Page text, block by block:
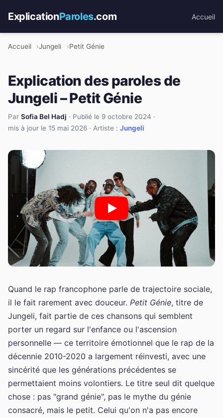
ExplicationParoles.com Accueil
Accueil Jungeli Petit Génie
Explication des paroles de
Jungeli – Petit Génie
Par Sofia Bel Hadj · Publié le 9 octobre 2024 ·
mis à jour le 15 mai 2026 · Artiste : Jungeli
Quand le rap francophone parle de trajectoire sociale,
il le fait rarement avec douceur. Petit Génie, titre de
Jungeli, fait partie de ces chansons qui semblent
porter un regard sur l'enfance ou l'ascension
personnelle — ce territoire émotionnel que le rap de la
décennie 2010-2020 a largement réinvesti, avec une
sincérité que les générations précédentes se
permettaient moins volontiers. Le titre seul dit quelque
chose : pas "grand génie", pas le mythe du génie
consacré, mais le petit. Celui qu'on n'a pas encore